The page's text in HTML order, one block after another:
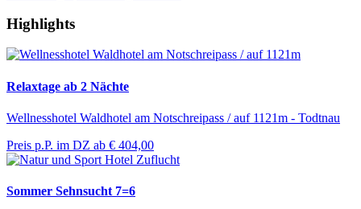
Highlights
Relaxtage ab 2 Nächte
Wellnesshotel Waldhotel am Notschreipass / auf 1121m - Todtnau
Preis p.P. im DZ ab € 404,00
Sommer Sehnsucht 7=6